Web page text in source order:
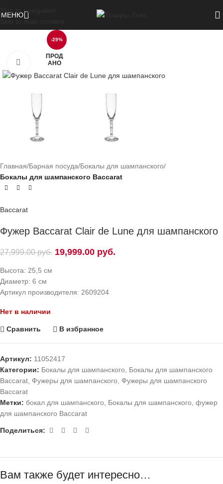
Skip to navigation
МЕНЮ
-29%
ПРОД
АНО
Нажмите, чтобы увеличить
Главная Барная посуда Бокалы для шампанского
Бокалы для шампанского Baccarat
Baccarat
Фужер Baccarat Clair de Lune для шампанского
27,999.00руб. 19,999.00 руб.
Высота: 25,5 см
Диаметр: 6 см
Артикул производителя: 2609204
Нет в наличии
Сравнить В избранное
Артикул: 11052417
Категории: Бокалы для шампанского
Бокалы для шампанского
Baccarat Фужеры для шампанского
Фужеры для шампанского
Baccarat
Метки: бокал для шампанского Бокалы для шампанского фужер
для шампанского Baccarat
Поделиться:
Вам также будет интересно…